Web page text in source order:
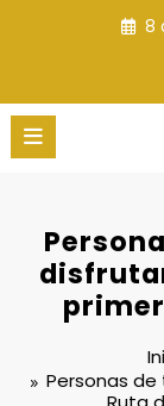
8
Personas